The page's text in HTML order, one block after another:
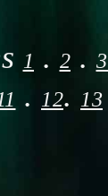
1 . 2 . 3
. 12. 13